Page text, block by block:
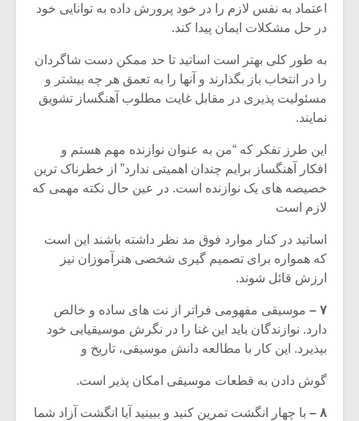
اعتماد به نفس لازم را در خود پرورش داده به توانایی خود
در حل مشکلات ایمان پیدا کند.
به طور کلی بهتر است اساتید تا حد ممکن دست شاگردان
را در انتخاب باز بگذارند و آنها را به تعمق هر چه بیشتر و
مسئولیت پذیری در مقابل غایت مطلوب آهنگساز تشویق
نمایند.
این طرز تفکر که “من به عنوان نوازنده مهم هستم و
افکار آهنگساز برایم چندان اهمیتی ندارد” از خطرناک ترین
خصیصه های یک نوازنده است. در عین حال نکته مهمی که
لازم است
اساتید در کنار موارد فوق مد نظر داشته باشند این است
که همواره برای تصمیم گیری شخصی هنرآموزان نیز
ارزش قائل شوند.
۷ –
موسیقی مفهومی فراتر از نت های ساده و خالص
دارد. نوازندگان باید این غنا را در نگرش موسیقیایی خود
بپذیرد. این کار با مطالعه دانش موسیقی، تاریخ و
گوش دادن به قطعات موسیقی امکان پذیر است.
۸ –
با چهار انگشت تمرین کنید و ببینید آیا انگشت آزاد شما